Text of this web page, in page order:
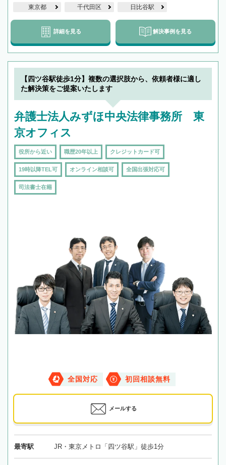
東京都 千代田区 日比谷駅
詳細を見る 解決事例を見る
【四ツ谷駅徒歩1分】複数の選択肢から、依頼者様に適し
た解決策をご提案いたします
弁護士法人みずほ中央法律事務所 東
京オフィス
役所から近い 職歴20年以上 クレジットカード可
19時以降TEL可 オンライン相談可 全国出張対応可
司法書士在籍
全国対応 初回相談無料
メールする
最寄駅 JR・東京メトロ「四ツ谷駅」徒歩1分